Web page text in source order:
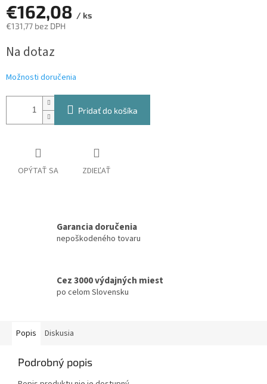
€162,08 / ks
€131,77 bez DPH
cena:
Na dotaz
Možnosti doručenia
Pridať do košíka
OPÝTAŤ SA ZDIEĽAŤ
Garancia doručenia
nepoškodeného tovaru
Cez 3000 výdajných miest
po celom Slovensku
Popis Diskusia
Podrobný popis